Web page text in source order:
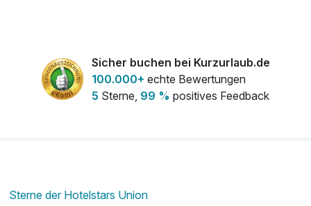
Sicher buchen bei Kurzurlaub.de
100.000+ echte Bewertungen
5 Sterne, 99 % positives Feedback
Sterne der Hotelstars Union